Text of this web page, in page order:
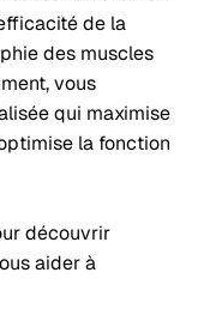
de la
des muscles
vous
qui maximise
la fonction
découvrir
aider à